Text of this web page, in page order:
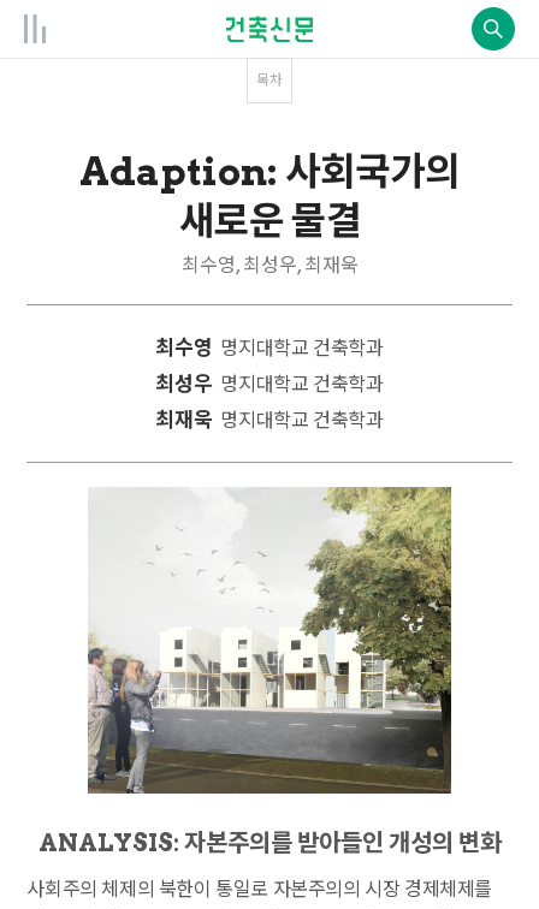
목차
Adaption: 사회국가의
새로운 물결
최수영, 최성우, 최재욱
최수영 명지대학교 건축학과
최성우 명지대학교 건축학과
최재욱 명지대학교 건축학과
ANALYSIS: 자본주의를 받아들인 개성의 변화
사회주의 체제의 북한이 통일로 자본주의의 시장 경제체제를